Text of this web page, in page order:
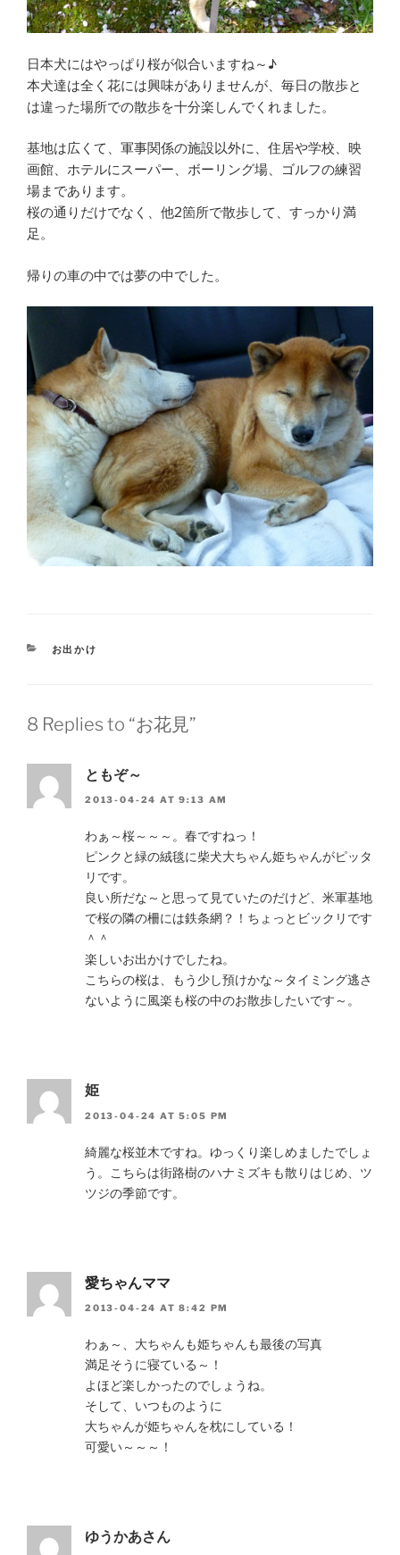
日本犬にはやっぱり桜が似合いますね～♪
本犬達は全く花には興味がありませんが、毎日の散歩と
は違った場所での散歩を十分楽しんでくれました。
基地は広くて、軍事関係の施設以外に、住居や学校、映
画館、ホテルにスーパー、ボーリング場、ゴルフの練習
場まであります。
桜の通りだけでなく、他2箇所で散歩して、すっかり満
足。
帰りの車の中では夢の中でした。
CATEGORIES
お出かけ
8 Replies to “お花見”
ともぞ～
2013-04-24 AT 9:13 AM
わぁ～桜～～～。春ですねっ！
ピンクと緑の絨毯に柴犬大ちゃん姫ちゃんがピッタ
リです。
良い所だな～と思って見ていたのだけど、米軍基地
で桜の隣の柵には鉄条網？！ちょっとビックリです
＾＾
楽しいお出かけでしたね。
こちらの桜は、もう少し預けかな～タイミング逃さ
ないように風楽も桜の中のお散歩したいです～。
姫
2013-04-24 AT 5:05 PM
綺麗な桜並木ですね。ゆっくり楽しめましたでしょ
う。こちらは街路樹のハナミズキも散りはじめ、ツ
ツジの季節です。
愛ちゃんママ
2013-04-24 AT 8:42 PM
わぁ～、大ちゃんも姫ちゃんも最後の写真
満足そうに寝ている～！
よほど楽しかったのでしょうね。
そして、いつものように
大ちゃんが姫ちゃんを枕にしている！
可愛い～～～！
ゆうかあさん